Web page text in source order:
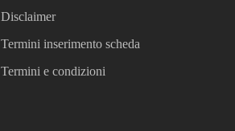
Disclaimer
Termini inserimento scheda
Termini e condizioni